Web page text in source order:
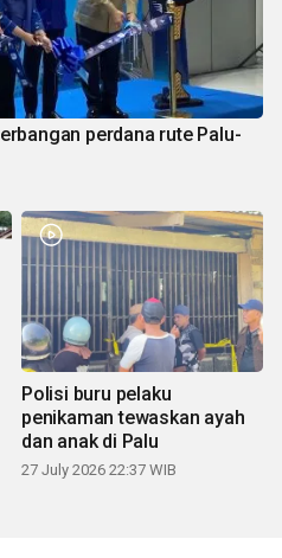
perdana rute Palu-
Polisi buru pelaku
penikaman tewaskan ayah
dan anak di Palu
27 July 2026 22:37 WIB